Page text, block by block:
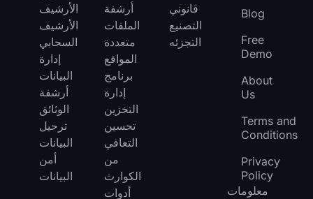
الأرشيف
الأرشيف
السحابي
إدارة
البيانات
أرشفة
الوثائق
ترحيل
البيانات
أمن
البيانات
أرشفة
الملفات
متعددة
المواقع
برنامج
إدارة
التخزين
تحسين
التعافي
من
الكوارث
أدوات
قانوني
التصنيع
التجزئه
Blog
Free
Demo
About
Us
Terms and
Conditions
Privacy
Policy
معلومات